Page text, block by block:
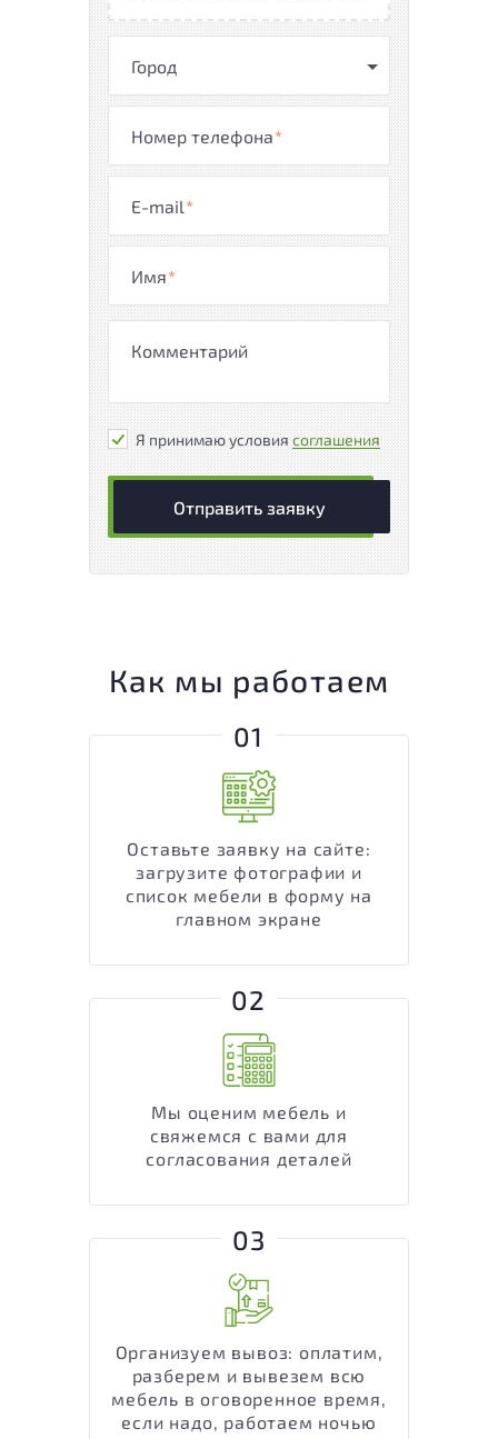
Город
Номер телефона*
E-mail*
Имя*
Я принимаю условия соглашения
Отправить заявку
Как мы работаем
01
Оставьте заявку на сайте:
загрузите фотографии и
список мебели в форму на
главном экране
02
Мы оценим мебель и
свяжемся с вами для
согласования деталей
03
Организуем вывоз: оплатим,
разберем и вывезем всю
мебель в оговоренное время,
если надо, работаем ночью